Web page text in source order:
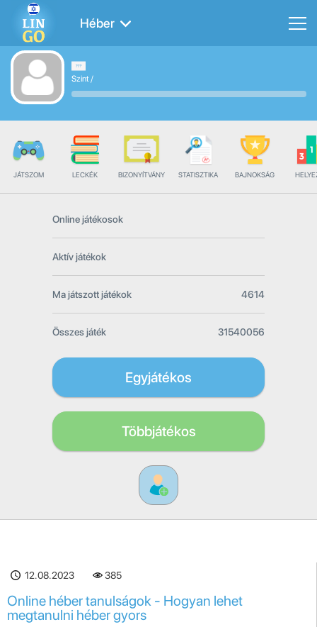
Héber
Szint/
JÁTSZOM LECKÉK BIZONYÍTVÁNY STATISZTIKA BAJNOKSÁG
Online játékosok
Aktív játékok
Ma játszott játékok 4614
Összes játék 31540056
Egyjátékos
Többjátékos
12.08.2023 385
Online héber tanulságok - Hogyan lehet
megtanulni héber gyors